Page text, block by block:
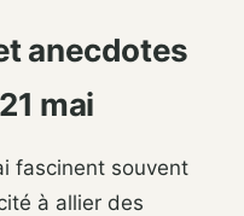
anecdotes
mai
fascinent souvent
à allier des